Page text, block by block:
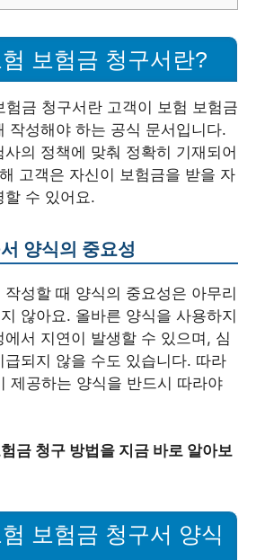
보험금 청구서란?
험금 청구서란 고객이 보험 보험금
작성해야 하는 공식 문서입니다.
의 정책에 맞춰 정확히 기재되어
고객은 자신이 보험금을 받을 자
할 수 있어요.
양식의 중요성
작성할 때 양식의 중요성은 아무리
않아요. 올바른 양식을 사용하지
서 지연이 발생할 수 있으며, 심
급되지 않을 수도 있습니다. 따라
제공하는 양식을 반드시 따라야
금 청구 방법을 지금 바로 알아보
보험금 청구서 양식